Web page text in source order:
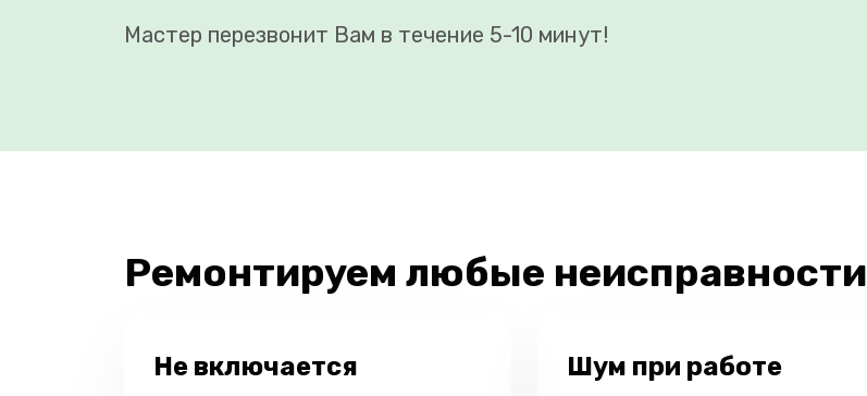
Мастер перезвонит Вам в течение 5-10 минут!
Ремонтируем любые неисправности
Не включается Шум при работе